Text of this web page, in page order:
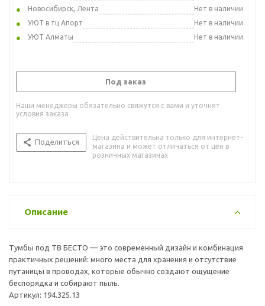
Новосибирск, Лента
Нет в наличии
УЮТ в тц Апорт
Нет в наличии
УЮТ Алматы
Нет в наличии
Под заказ
Наши менеджеры обязательно свяжутся с вами и уточнят
условия заказа
Поделиться
Цена действительна только для интернет-
магазина и может отличаться от цен в
розничных магазинах
Описание
Тумбы под ТВ БЕСТО — это современный дизайн и комбинация
практичных решений: много места для хранения и отсутствие
путаницы в проводах, которые обычно создают ощущение
беспорядка и собирают пыль.
Артикул: 194.325.13